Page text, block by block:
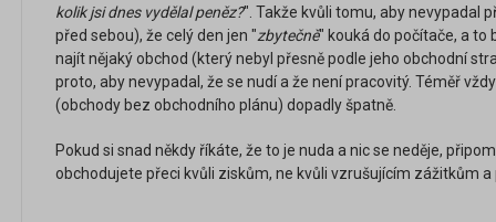
kolik jsi dnes vydělal peněz?". Takže kvůli tomu, aby nevypadal
před sebou), že celý den jen "zbytečně" kouká do počítače, a to
najít nějaký obchod (který nebyl přesně podle jeho obchodní
proto, aby nevypadal, že se nudí a že není pracovitý. Téměř
(obchody bez obchodního plánu) dopadly špatně.
Pokud si snad někdy říkáte, že to je nuda a nic se neděje,
obchodujete přeci kvůli ziskům, ne kvůli vzrušujícím zážitkům a